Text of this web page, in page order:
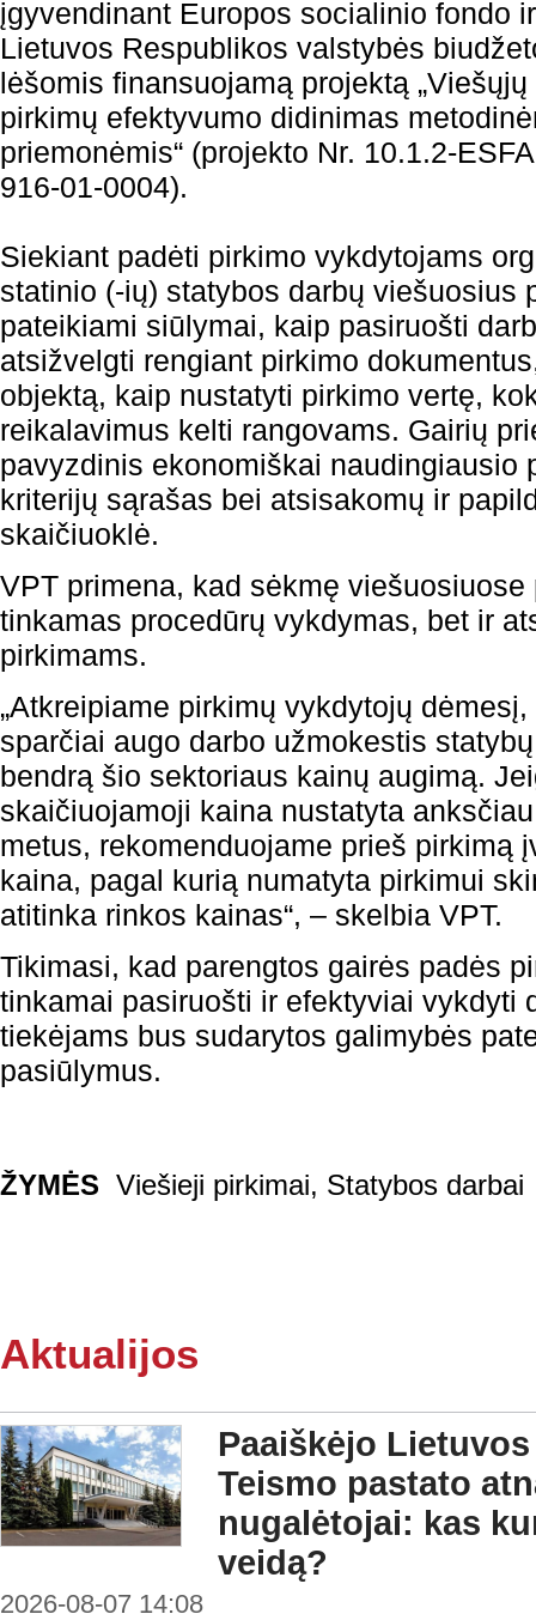
įgyvendinant Europos socialinio fondo ir
Lietuvos Respublikos valstybės
lėšomis finansuojamą projektą „Viešųjų
pirkimų efektyvumo didinimas
priemonėmis“ (projekto Nr. 10.1.2-
916-01-0004).
Siekiant padėti pirkimo vykdytojams
statinio (-ių) statybos darbų viešuosius
pateikiami siūlymai, kaip pasiruošti
atsižvelgti rengiant pirkimo
objektą, kaip nustatyti pirkimo vertę,
reikalavimus kelti rangovams. Gairių
pavyzdinis ekonomiškai naudingiausio
kriterijų sąrašas bei atsisakomų ir
skaičiuoklė.
VPT primena, kad sėkmę
tinkamas procedūrų vykdymas, bet ir
pirkimams.
„Atkreipiame pirkimų vykdytojų
sparčiai augo darbo užmokestis
bendrą šio sektoriaus kainų augimą.
skaičiuojamoji kaina nustatyta
metus, rekomenduojame prieš pirkimą
kaina, pagal kurią numatyta pirkimui
atitinka rinkos kainas“, – skelbia VPT.
Tikimasi, kad parengtos gairės padės
tinkamai pasiruošti ir efektyviai vykdyti
tiekėjams bus sudarytos galimybės
pasiūlymus.
ŽYMĖS Viešieji pirkimai, Statybos darbai
Aktualijos
Paaiškėjo
Teismo pastato
nugalėtojai: kas
veidą?
2026-08-07 14:08